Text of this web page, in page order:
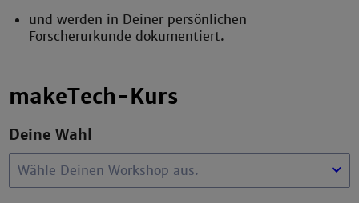
und werden in Deiner persönlichen
Forscherurkunde dokumentiert.
makeTech-Kurs
Deine Wahl